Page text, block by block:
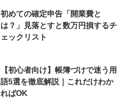
初めての確定申告「開業費と
は？」見落とすと数万円損するチ
ェックリスト
【初心者向け】帳簿づけで迷う用
語5選を徹底解説｜これだけわか
ればOK